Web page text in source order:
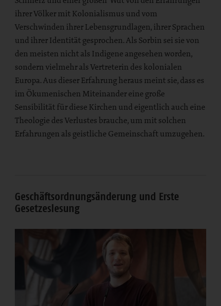
ihrer Völker mit Kolonialismus und vom
Verschwinden ihrer Lebensgrundlagen, ihrer Sprachen
und ihrer Identität gesprochen. Als Sorbin sei sie von
den meisten nicht als Indigene angesehen worden,
sondern vielmehr als Vertreterin des kolonialen
Europa. Aus dieser Erfahrung heraus meint sie, dass es
im Ökumenischen Miteinander eine große
Sensibilität für diese Kirchen und eigentlich auch eine
Theologie des Verlustes brauche, um mit solchen
Erfahrungen als geistliche Gemeinschaft umzugehen.
Geschäftsordnungsänderung und Erste
Gesetzeslesung